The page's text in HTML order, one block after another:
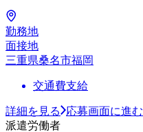
勤務地
面接地
三重県桑名市福岡
交通費支給
詳細を見る
応募画面に進む
派遣労働者